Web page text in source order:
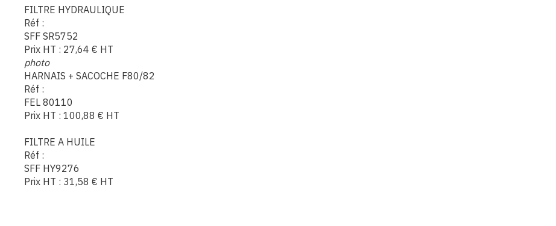
FILTRE HYDRAULIQUE
Réf :
SFF SR5752
Prix HT : 27,64 € HT
photo
HARNAIS + SACOCHE F80/82
Réf :
FEL 80110
Prix HT : 100,88 € HT
FILTRE A HUILE
Réf :
SFF HY9276
Prix HT : 31,58 € HT